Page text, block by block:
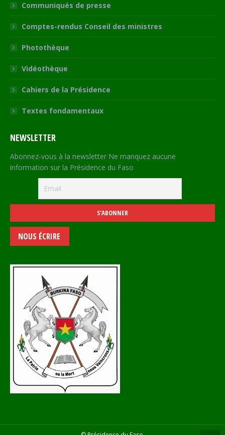
Communiqués de presse
Comptes-rendus Conseil des ministres
Photothèque
Vidéothèque
Cahiers de la Présidence
Textes fondamentaux
NEWSLETTER
Abonnez-vous à la newsletter Ne manquez aucune
information sur la Présidence du Faso
NOUS ÉCRIRE